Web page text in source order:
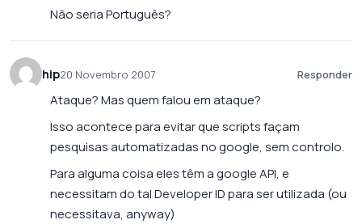
Não seria Português?
hip20 Novembro 2007 Responder
Ataque? Mas quem falou em ataque?
Isso acontece para evitar que scripts façam
pesquisas automatizadas no google, sem controlo.
Para alguma coisa eles têm a google API, e
necessitam do tal Developer ID para ser utilizada (ou
necessitava, anyway)